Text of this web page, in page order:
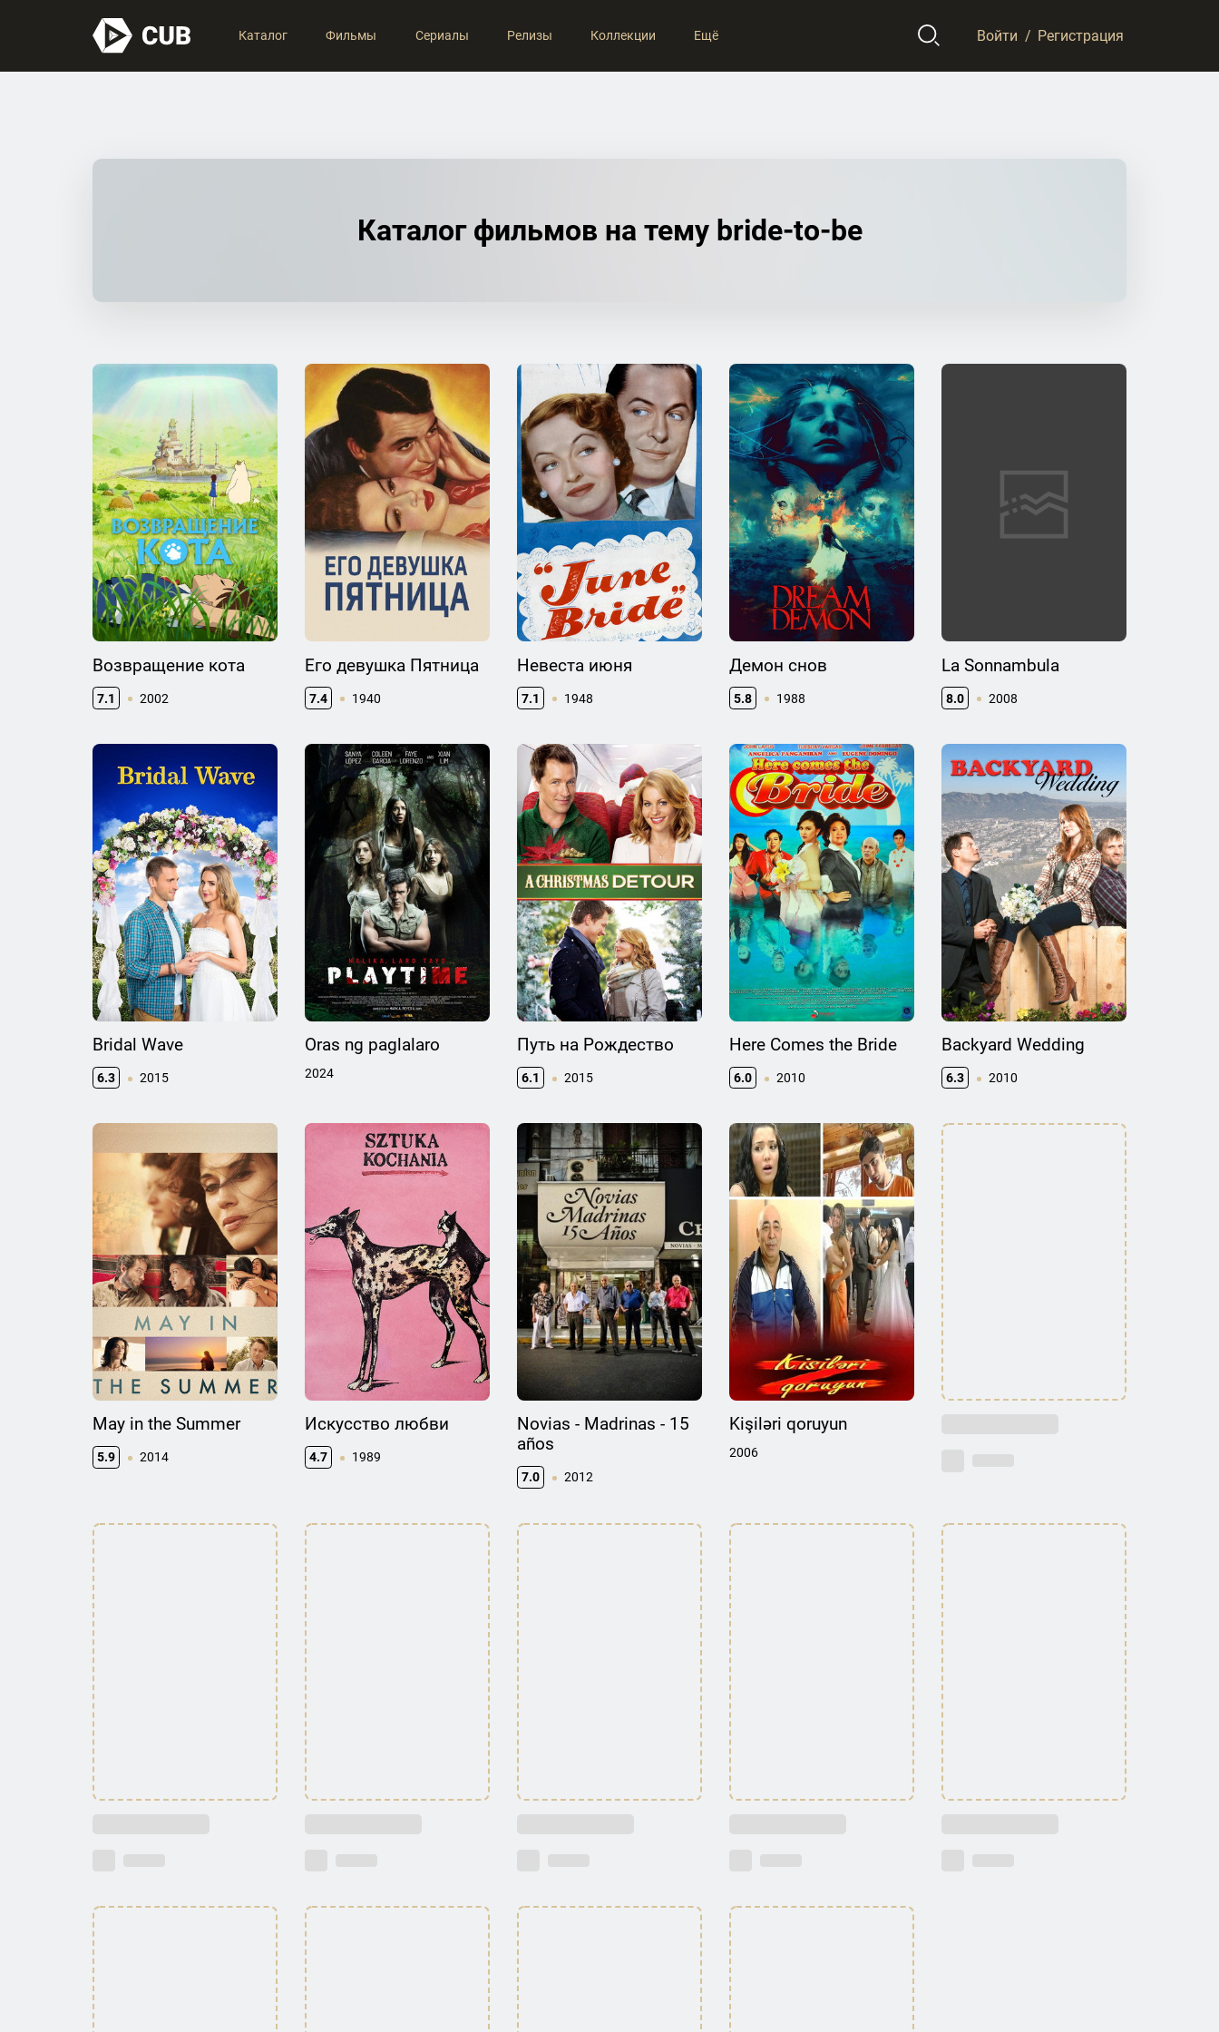
Каталог Фильмы Сериалы Релизы Коллекции Ещё Войти / Регистрация
Каталог фильмов на тему bride-to-be
Возвращение кота
7.1 2002
Его девушка Пятница
7.4 1940
Невеста июня
7.1 1948
Демон снов
5.8 1988
La Sonnambula
8.0 2008
Bridal Wave
6.3 2015
Oras ng paglalaro
2024
Путь на Рождество
6.1 2015
Here Comes the Bride
6.0 2010
Backyard Wedding
6.3 2010
May in the Summer
5.9 2014
Искусство любви
4.7 1989
Novias - Madrinas - 15
años
7.0 2012
Kişiləri qoruyun
2006